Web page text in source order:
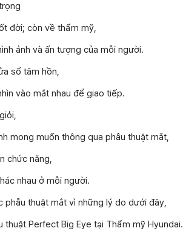
đời; còn về thẩm mỹ,
ảnh và ấn tượng của mỗi người.
sổ tâm hồn,
vào mắt nhau để giao tiếp.
mong muốn thông qua phẫu thuật mắt,
chức năng,
nhau ở mỗi người.
phẫu thuật mắt vì những lý do dưới đây,
thuật Perfect Big Eye tại Thẩm mỹ Hyundai.